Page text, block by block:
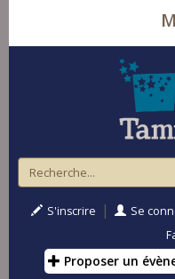
S'inscrire | Se
Proposer un